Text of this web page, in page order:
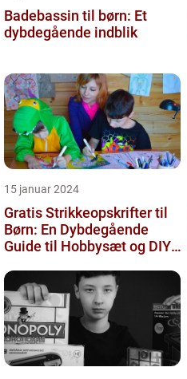
Badebassin til børn: Et
dybdegående indblik
15 januar 2024
Gratis Strikkeopskrifter til
Børn: En Dybdegående
Guide til Hobbysæt og DIY-